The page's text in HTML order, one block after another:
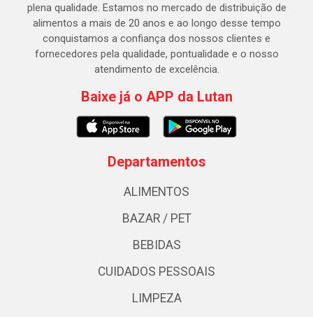
plena qualidade. Estamos no mercado de distribuição de
alimentos a mais de 20 anos e ao longo desse tempo
conquistamos a confiança dos nossos clientes e
fornecedores pela qualidade, pontualidade e o nosso
atendimento de excelência.
Baixe já o APP da Lutan
Departamentos
ALIMENTOS
BAZAR / PET
BEBIDAS
CUIDADOS PESSOAIS
LIMPEZA